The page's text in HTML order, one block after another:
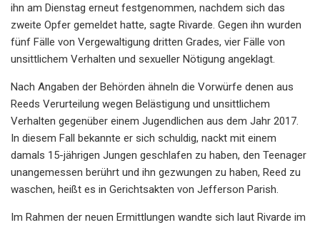
ihn am Dienstag erneut festgenommen, nachdem sich das
zweite Opfer gemeldet hatte, sagte Rivarde. Gegen ihn wurden
fünf Fälle von Vergewaltigung dritten Grades, vier Fälle von
unsittlichem Verhalten und sexueller Nötigung angeklagt.
Nach Angaben der Behörden ähneln die Vorwürfe denen aus
Reeds Verurteilung wegen Belästigung und unsittlichem
Verhalten gegenüber einem Jugendlichen aus dem Jahr 2017.
In diesem Fall bekannte er sich schuldig, nackt mit einem
damals 15-jährigen Jungen geschlafen zu haben, den Teenager
unangemessen berührt und ihn gezwungen zu haben, Reed zu
waschen, heißt es in Gerichtsakten von Jefferson Parish.
Im Rahmen der neuen Ermittlungen wandte sich laut Rivarde im